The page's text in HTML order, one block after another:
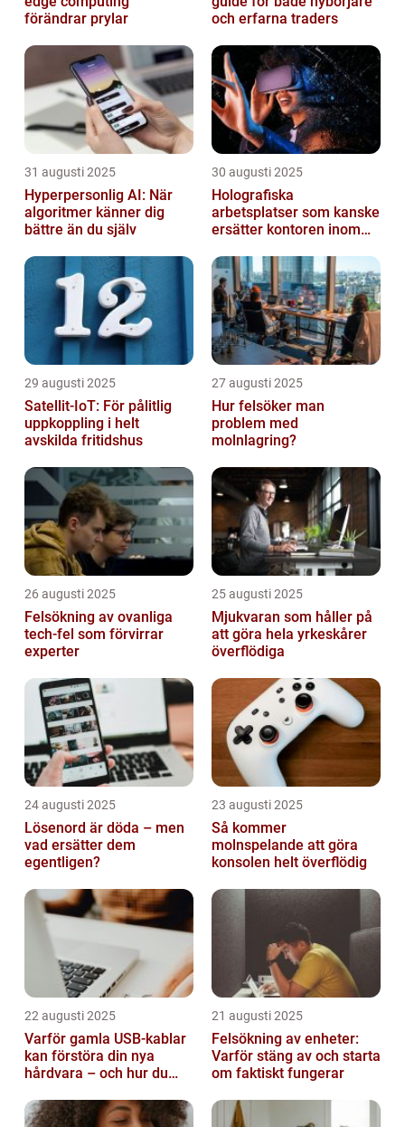
förändrar prylar
och erfarna traders
31 augusti 2025
Hyperpersonlig AI: När
algoritmer känner dig
bättre än du själv
30 augusti 2025
Holografiska
arbetsplatser som kanske
ersätter kontoren inom
29 augusti 2025
Satellit‑IoT: För pålitlig
uppkoppling i helt
avskilda fritidshus
27 augusti 2025
Hur felsöker man
problem med
molnlagring?
26 augusti 2025
Felsökning av ovanliga
tech‑fel som förvirrar
experter
25 augusti 2025
Mjukvaran som håller på
att göra hela yrkeskårer
överflödiga
24 augusti 2025
Lösenord är döda – men
vad ersätter dem
egentligen?
23 augusti 2025
Så kommer
molnspelande att göra
konsolen helt överflödig
22 augusti 2025
Varför gamla USB-kablar
kan förstöra din nya
hårdvara – och hur du
21 augusti 2025
Felsökning av enheter:
Varför stäng av och starta
om faktiskt fungerar